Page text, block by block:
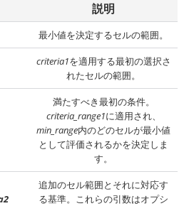
説明
最小値を決定するセルの範囲。
criteria1を適用する最初の選択さ
れたセルの範囲。
満たすべき最初の条件。
criteria_range1に適用され、
min_range内のどのセルが最小値
として評価されるかを決定しま
す。
追加のセル範囲とそれに対応す
る基準。これらの引数はオプシ